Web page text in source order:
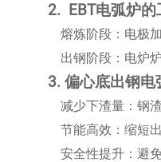
2. EBT电弧炉的
熔炼阶段：电极
出钢阶段：电炉
3. 偏心底出钢
减少下渣量：钢
节能高效：缩短
安全性提升：避